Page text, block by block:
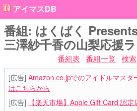
アイマスDB
番組: はくばく
三澤紗千香の山梨応援
番組表 番組一覧 検索
[広告] Amazon.co.jpでのアイドルマスタ
はこちらから
[広告]
【楽天市場】Apple Gift Card 認定